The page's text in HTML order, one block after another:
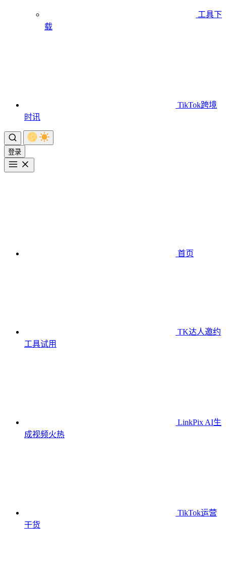
工具下
载
TikTok跨境
时讯
登录
首页
TK达人邀约
工具试用
LinkPix AI生
成视频火热
TikTok运营
干货